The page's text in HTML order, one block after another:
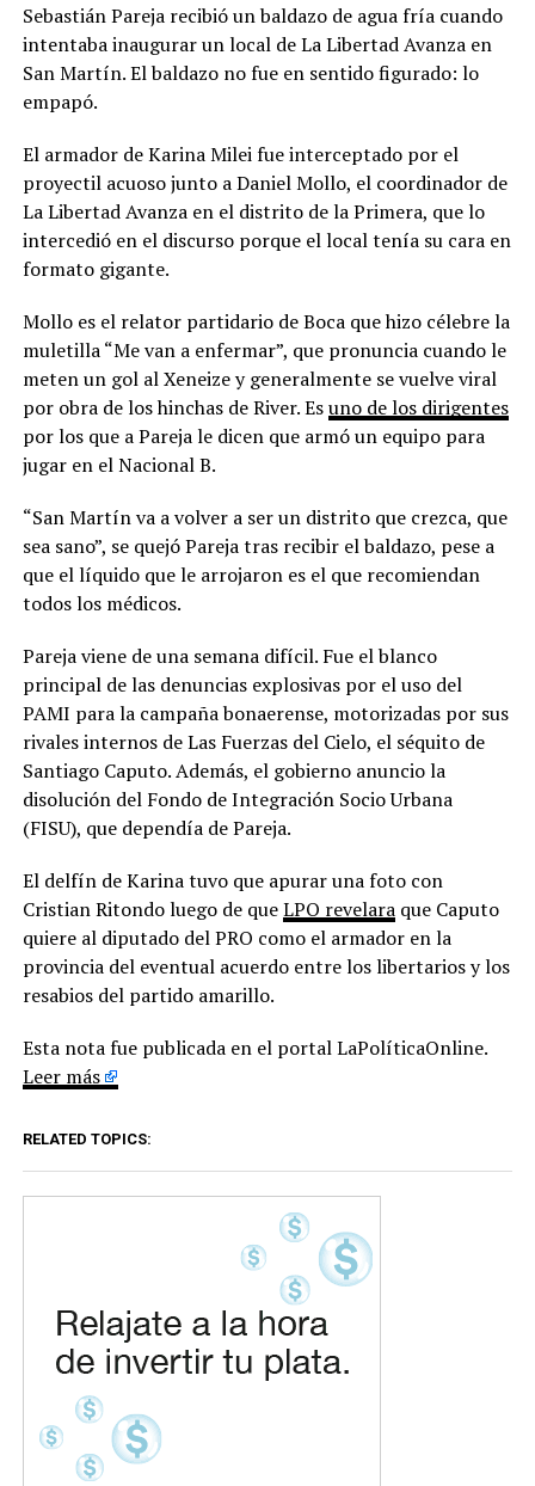
Sebastián Pareja recibió un baldazo de agua fría cuando
intentaba inaugurar un local de La Libertad Avanza en
San Martín. El baldazo no fue en sentido figurado: lo
empapó.
El armador de Karina Milei fue interceptado por el
proyectil acuoso junto a Daniel Mollo, el coordinador de
La Libertad Avanza en el distrito de la Primera, que lo
intercedió en el discurso porque el local tenía su cara en
formato gigante.
Mollo es el relator partidario de Boca que hizo célebre la
muletilla “Me van a enfermar”, que pronuncia cuando le
meten un gol al Xeneize y generalmente se vuelve viral
por obra de los hinchas de River. Esuno de los dirigentes
por los que a Pareja le dicen que armó un equipo para
jugar en el Nacional B.
“San Martín va a volver a ser un distrito que crezca, que
sea sano”, se quejó Pareja tras recibir el baldazo, pese a
que el líquido que le arrojaron es el que recomiendan
todos los médicos.
Pareja viene de una semana difícil. Fue el blanco
principal de las denuncias explosivas por el uso del
PAMI para la campaña bonaerense, motorizadas por sus
rivales internos de Las Fuerzas del Cielo, el séquito de
Santiago Caputo. Además, el gobierno anuncio la
disolución del Fondo de Integración Socio Urbana
(FISU), que dependía de Pareja.
El delfín de Karina tuvo que apurar una foto con
Cristian Ritondo luego de queLPO revelaraque Caputo
quiere al diputado del PRO como el armador en la
provincia del eventual acuerdo entre los libertarios y los
resabios del partido amarillo.
Esta nota fue publicada en el portal LaPolíticaOnline.
Leer más
RELATED TOPICS: